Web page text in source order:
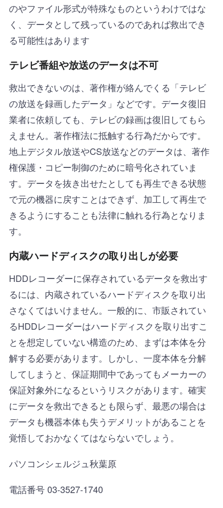
のやファイル形式が特殊なものというわけではな
く、データとして残っているのであれば救出でき
る可能性はあります
テレビ番組や放送のデータは不可
救出できないのは、著作権が絡んでくる「テレビ
の放送を録画したデータ」などです。データ復旧
業者に依頼しても、テレビの録画は復旧してもら
えません。著作権法に抵触する行為だからです。
地上デジタル放送やCS放送などのデータは、著作
権保護・コピー制御のために暗号化されていま
す。データを抜き出せたとしても再生できる状態
で元の機器に戻すことはできず、加工して再生で
きるようにすることも法律に触れる行為となりま
す。
内蔵ハードディスクの取り出しが必要
HDDレコーダーに保存されているデータを救出す
るには、内蔵されているハードディスクを取り出
さなくてはいけません。一般的に、市販されてい
るHDDレコーダーはハードディスクを取り出すこ
とを想定していない構造のため、まずは本体を分
解する必要があります。しかし、一度本体を分解
してしまうと、保証期間中であってもメーカーの
保証対象外になるというリスクがあります。確実
にデータを救出できるとも限らず、最悪の場合は
データも機器本体も失うデメリットがあることを
覚悟しておかなくてはならないでしょう。
パソコンシェルジュ秋葉原
電話番号 03-3527-1740